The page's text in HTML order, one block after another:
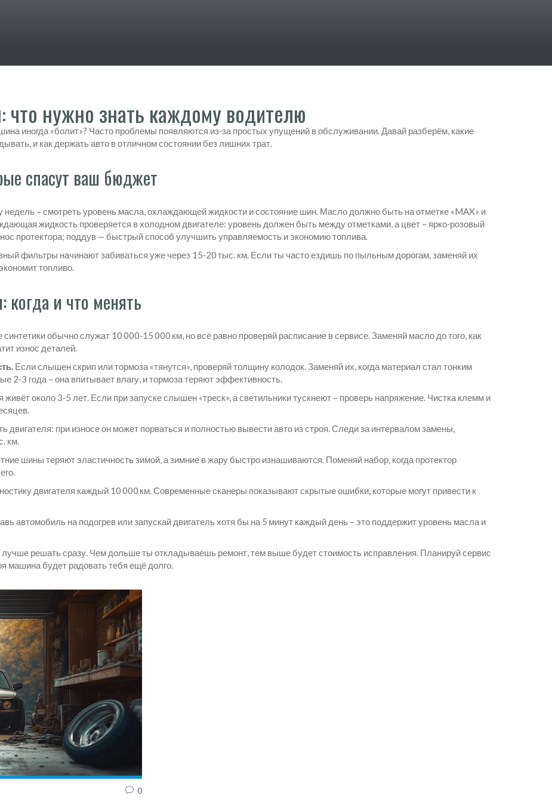
нужно знать каждому водителю
иногда «болит»? Часто проблемы появляются из‑за простых упущений в обслуживании. Давай разберём, какие
и как держать авто в отличном состоянии без лишних трат.
спасут ваш бюджет
– смотреть уровень масла, охлаждающей жидкости и состояние шин. Масло должно быть на отметке «MAX» и
жидкость проверяется в холодном двигателе: уровень должен быть между отметками, а цвет – ярко‑розовый
протектора; поддув — быстрый способ улучшить управляемость и экономию топлива.
фильтры начинают забиваться уже через 15‑20 тыс. км. Если ты часто ездишь по пыльным дорогам, заменяй их
топливо.
и что менять
обычно служат 10 000‑15 000 км, но всё равно проверяй расписание в сервисе. Заменяй масло до того, как
износ деталей.
Если слышен скрип или тормоза «тянутся», проверяй толщину колодок. Заменяй их, когда материал стал тонким
2‑3 года – она впитывает влагу, и тормоза теряют эффективность.
около 3‑5 лет. Если при запуске слышен «треск», а светильники тускнеют – проверь напряжение. Чистка клемм и
двигателя: при износе он может порваться и полностью вывести авто из строя. Следи за интервалом замены,
км.
шины теряют эластичность зимой, а зимние в жару быстро изнашиваются. Поменяй набор, когда протектор
двигателя каждый 10 000 км. Современные сканеры показывают скрытые ошибки, которые могут привести к
автомобиль на подогрев или запускай двигатель хотя бы на 5 минут каждый день – это поддержит уровень масла и
решать сразу. Чем дольше ты откладываешь ремонт, тем выше будет стоимость исправления. Планируй сервис
машина будет радовать тебя ещё долго.
0